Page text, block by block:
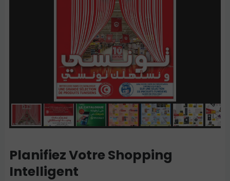
Planifiez Votre Shopping
Intelligent